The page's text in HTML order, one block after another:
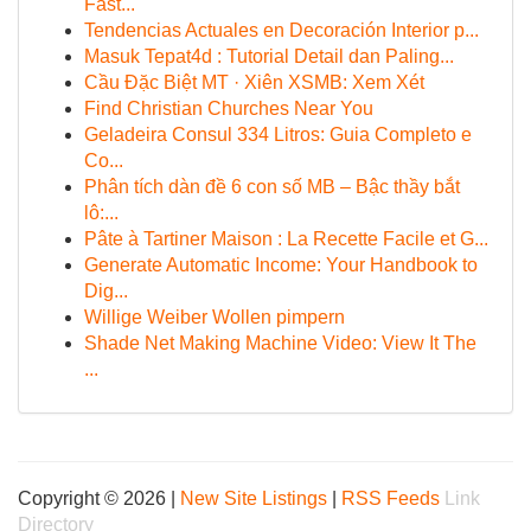
Fast...
Tendencias Actuales en Decoración Interior p...
Masuk Tepat4d : Tutorial Detail dan Paling...
Cầu Đặc Biệt MT · Xiên XSMB: Xem Xét
Find Christian Churches Near You
Geladeira Consul 334 Litros: Guia Completo e
Co...
Phân tích dàn đề 6 con số MB – Bậc thầy bắt
lô:...
Pâte à Tartiner Maison : La Recette Facile et G...
Generate Automatic Income: Your Handbook to
Dig...
Willige Weiber Wollen pimpern
Shade Net Making Machine Video: View It The
...
Copyright © 2026 | New Site Listings RSS Feeds
Link
Directory